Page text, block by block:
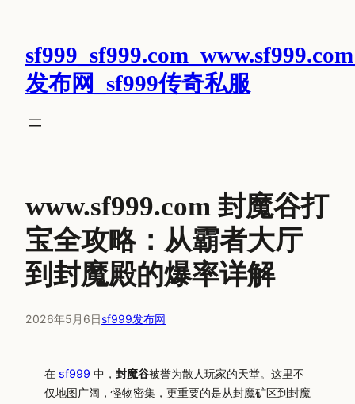
发布网_sf999传奇私服
www.sf999.com 封魔谷打
宝全攻略：从霸者大厅
到封魔殿的爆率详解
2026年5月6日sf999发布网
在 sf999 中， 封魔谷被誉为散人玩家的天堂。这里不
仅地图广阔，怪物密集，更重要的是从封魔矿区到封魔